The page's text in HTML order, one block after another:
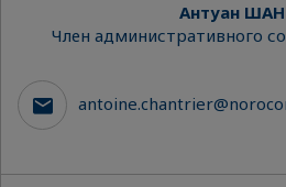
Антуан
Член административного